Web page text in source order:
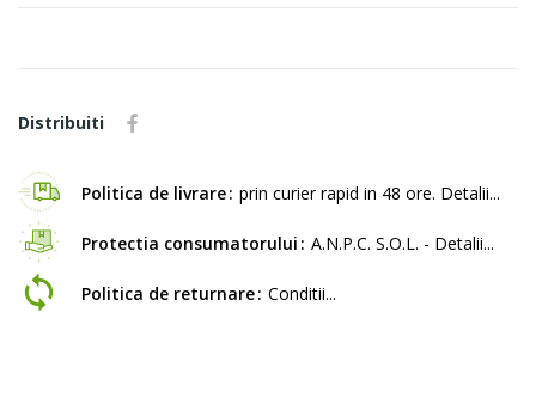
Distribuiti
Politica de livrare prin curier rapid in 48 ore. Detalii...
Protectia consumatorului A.N.P.C. S.O.L. - Detalii...
Politica de returnare Conditii...